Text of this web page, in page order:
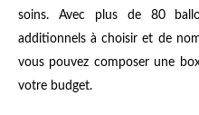
soins. Avec plus de 80
additionnels à choisir et de
vous pouvez composer une
votre budget.